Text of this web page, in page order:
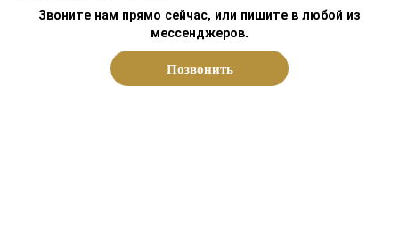
Звоните нам прямо сейчас, или пишите в любой из
мессенджеров.
Позвонить